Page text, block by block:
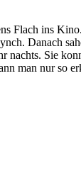
Flach ins
Danach
Sie
man nur so